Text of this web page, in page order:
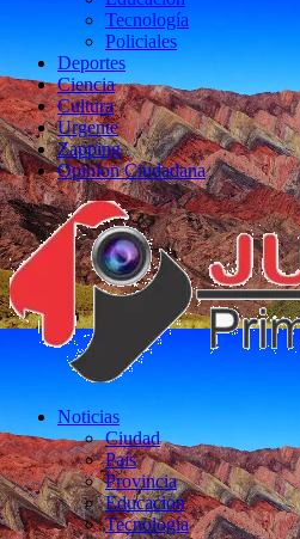
Tecnología
Policiales
Deportes
Ciencia
Cultura
Urgente
Zapping
Opinion Ciudadana
Noticias
Ciudad
País
Provincia
Educacion
Tecnología